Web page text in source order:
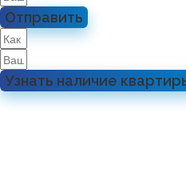
Отправить
Узнать наличие